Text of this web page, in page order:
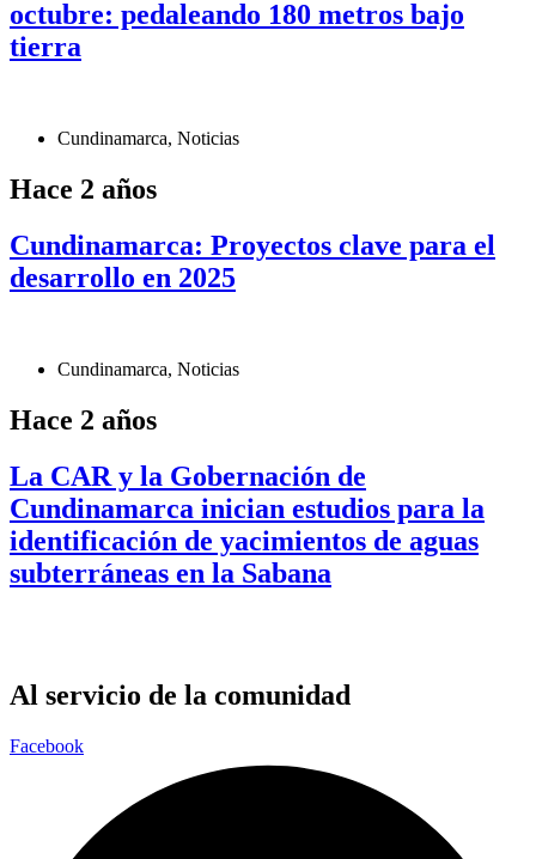
octubre: pedaleando 180 metros bajo
tierra
Cundinamarca, Noticias
Hace 2 años
Cundinamarca: Proyectos clave para el
desarrollo en 2025
Cundinamarca, Noticias
Hace 2 años
La CAR y la Gobernación de
Cundinamarca inician estudios para la
identificación de yacimientos de aguas
subterráneas en la Sabana
Al servicio de la comunidad
Facebook